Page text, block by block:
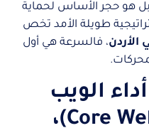
بل هو حجر الأساس لحماية
طويلة الأمد تخص
الأردن، فالسرعة هي أول
الويب
الحيوية (Core Web Vitals)،